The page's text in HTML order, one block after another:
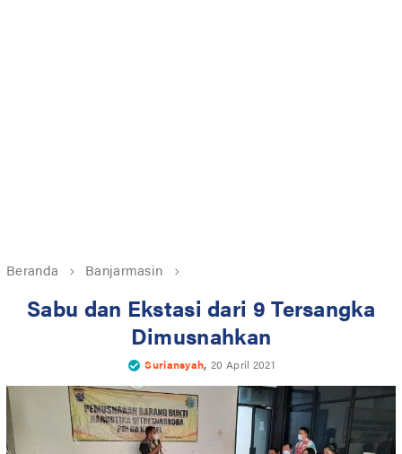
Beranda Banjarmasin
Sabu dan Ekstasi dari 9 Tersangka
Dimusnahkan
Suriansyah, 20 April 2021